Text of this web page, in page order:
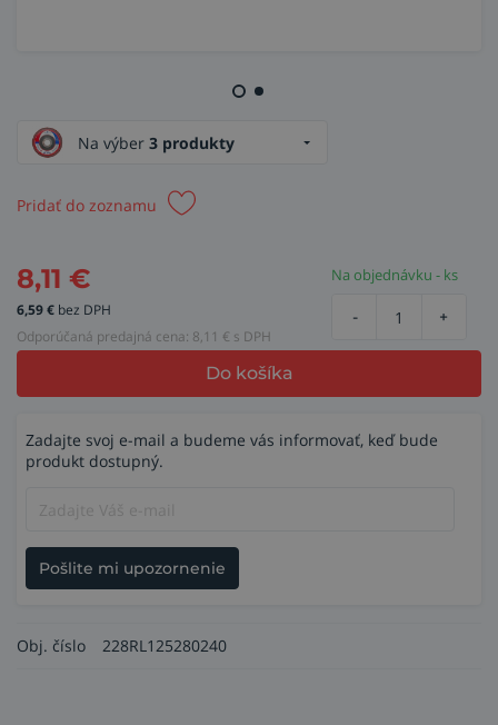
Na výber 3 produkty
Pridať do zoznamu
8,11 €
6,59€ bez DPH
Odporúčaná predajná cena: 8,11 € s DPH
Na objednávku - ks
- +
Do košíka
Zadajte svoj e-mail a budeme vás informovať, keď bude
produkt dostupný.
Pošlite mi upozornenie
Obj. číslo 228RL125280240